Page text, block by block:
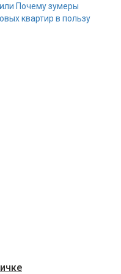
Почему зумеры
квартир в пользу